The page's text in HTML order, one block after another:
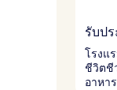
รับป
โรงแ
ชีวิตชี
อาหา